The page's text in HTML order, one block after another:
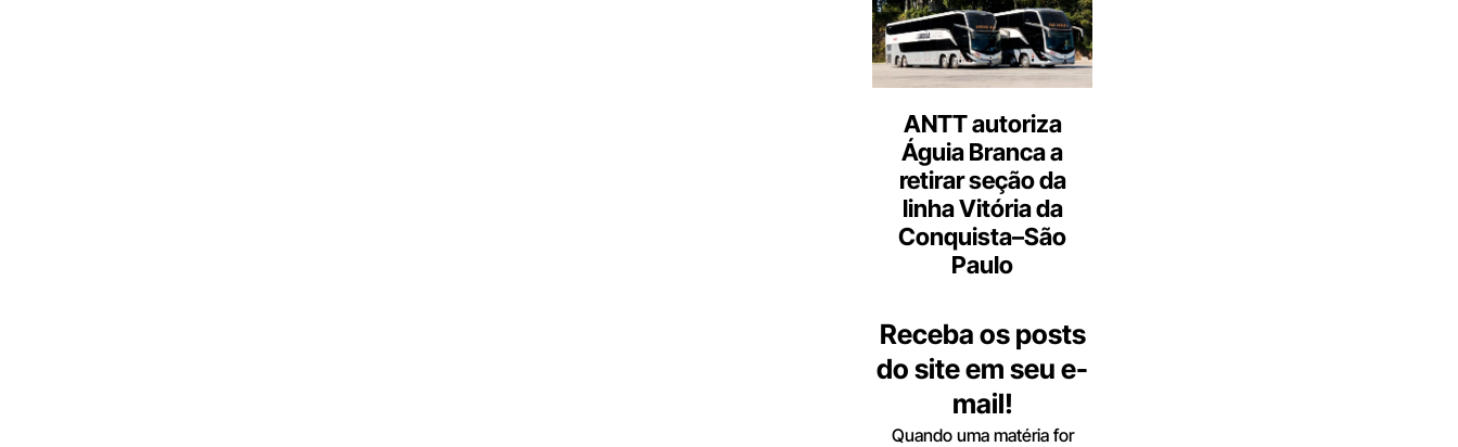
ANTT autoriza
Águia Branca a
retirar seção da
linha Vitória da
Conquista–São
Paulo
Receba os posts
do site em seu e-
mail!
Quando uma matéria for